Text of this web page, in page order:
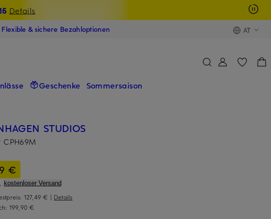
Details
Flexible & sichere Bezahloptionen AT
Geschenke Sommersaison
STUDIOS
CPH69M
€
kostenloser Versand
127,49 € | Details
199,90 €